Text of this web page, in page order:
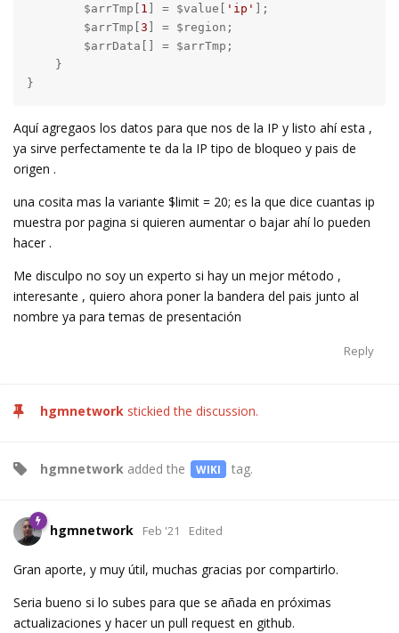
        $arrTmp[
1 ] = $value[ 'ip'
];
        $arrTmp[
3 ] = $region;
        $arrData[] = $arrTmp;
    }
}
Aquí agregaos los datos para que nos de la IP y listo ahí esta ,
ya sirve perfectamente te da la IP tipo de bloqueo y pais de
origen .
una cosita mas la variante $limit = 20; es la que dice cuantas ip
muestra por pagina si quieren aumentar o bajar ahí lo pueden
hacer .
Me disculpo no soy un experto si hay un mejor método ,
interesante , quiero ahora poner la bandera del pais junto al
nombre ya para temas de presentación
Reply
hgmnetwork stickied the discussion.
hgmnetwork added the WIKI tag.
hgmnetwork Feb '21 Edited
Gran aporte, y muy útil, muchas gracias por compartirlo.
Seria bueno si lo subes para que se añada en próximas
actualizaciones y hacer un pull request en github.